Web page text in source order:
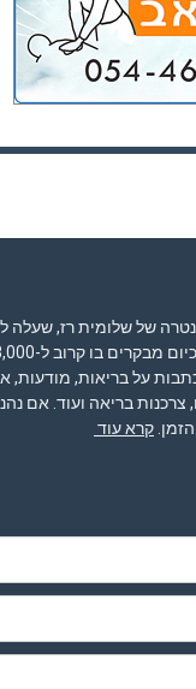
של שלומית רז, שעלה
על בריאות, מודעות,
בריאה ועוד. אם
קרא עוד